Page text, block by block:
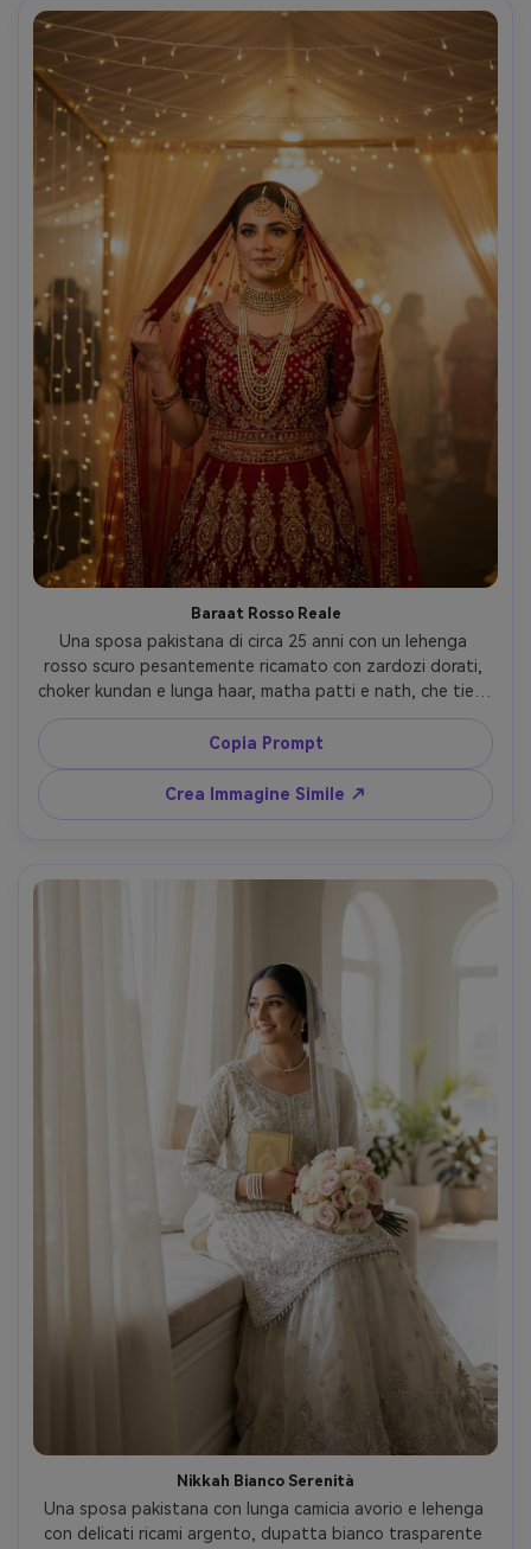
Baraat Rosso Reale
Una sposa pakistana di circa 25 anni con un lehenga
rosso scuro pesantemente ricamato con zardozi dorati,
choker kundan e lunga haar, matha patti e nath, che tiene
un dupatta rosso sopra la testa, sotto luci calde da
favola in una tenda da matrimonio, sfondo sfumato,
espressione serena e sicura, scattata con Sony A7IV,
85mm f/1.4, bassa profondità di campo, ritratto a mezzo
busto, color grading caldo cinematografico, texture della
Copia Prompt
Crea Immagine Simile ↗
Nikkah Bianco Serenità
Una sposa pakistana con lunga camicia avorio e lehenga
con delicati ricami argento, dupatta bianco trasparente